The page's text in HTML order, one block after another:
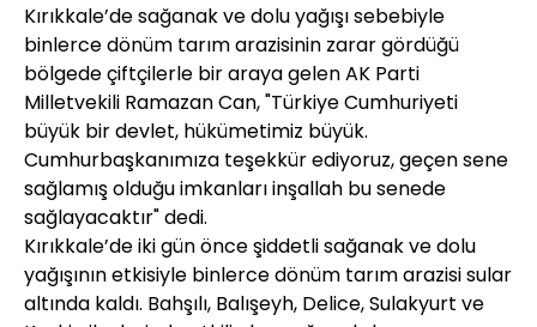
Kırıkkale’de sağanak ve dolu yağışı sebebiyle
binlerce dönüm tarım arazisinin zarar gördüğü
bölgede çiftçilerle bir araya gelen AK Parti
Milletvekili Ramazan Can, "Türkiye Cumhuriyeti
büyük bir devlet, hükümetimiz büyük.
Cumhurbaşkanımıza teşekkür ediyoruz, geçen sene
sağlamış olduğu imkanları inşallah bu senede
sağlayacaktır" dedi.
Kırıkkale’de iki gün önce şiddetli sağanak ve dolu
yağışının etkisiyle binlerce dönüm tarım arazisi sular
altında kaldı. Bahşılı, Balışeyh, Delice, Sulakyurt ve